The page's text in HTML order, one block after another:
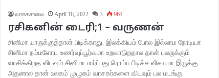
வாசகசாலை April 18, 2022 3 964
ரசிகனின் டைரி;1 – வருணன்
சினிமா யாருக்குத்தான் பிடிக்காது. இலக்கியம் போல இல்லாம நேரடியா
சினிமா நம்மளோட உணர்வுப்பூர்வமா உறவாடுறதால தான் பலருக்கும்
வாசிக்கிறத விடவும் சினிமா பார்ப்பது ரொம்ப பிடிச்ச விசயமா இருக்கு.
அதனால தான் உலகம் முழுசும் வாசகர்களை விடவும் பல மடங்கு